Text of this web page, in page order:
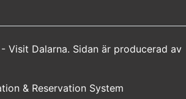
Dalarna. Sidan är producerad av
& Reservation System